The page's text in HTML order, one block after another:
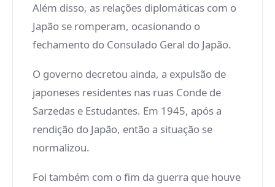
Além disso, as relações diplomáticas com o
Japão se romperam, ocasionando o
fechamento do Consulado Geral do Japão.
O governo decretou ainda, a expulsão de
japoneses residentes nas ruas Conde de
Sarzedas e Estudantes. Em 1945, após a
rendição do Japão, então a situação se
normalizou.
Foi também com o fim da guerra que houve